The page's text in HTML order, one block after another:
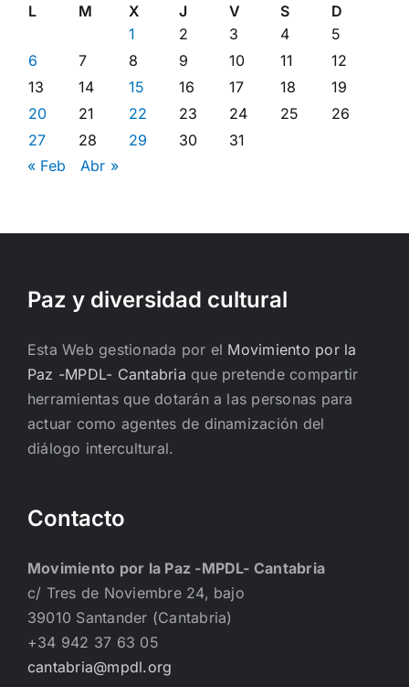
L
M X J V S
D
1
2 3 4
5
6
7 8 9 10 11
12
13
14 15 16 17 18
19
20
21 22 23 24 25
26
27
28 29 30
31
« Feb
Abr »
Paz y diversidad cultural
Esta Web gestionada por el Movimiento por la
Paz -MPDL- Cantabria que pretende compartir
herramientas que dotarán a las personas para
actuar como agentes de dinamización del
diálogo intercultural.
Contacto
Movimiento por la Paz -MPDL- Cantabria
c/ Tres de Noviembre 24, bajo
39010 Santander (Cantabria)
+34 942 37 63 05
cantabria@mpdl.org